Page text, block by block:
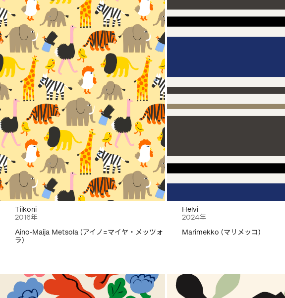
Tiikoni
2016年
Aino-Maija Metsola (アイノ=マイヤ・メッツォ
ラ)
Helvi
2024年
Marimekko (マリメッコ)